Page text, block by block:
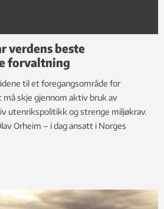
verdens beste
forvaltning
til et foregangsområde for
skje gjennom aktiv bruk av
utenrikspolitikk og strenge miljøkrav.
Orheim – i dag ansatt i Norges